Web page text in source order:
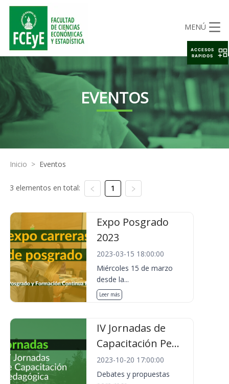
MENÚ
EVENTOS
Inicio > Eventos
3 elementos en total: 1
Expo Posgrado
2023
2023-03-15 18:00:00
Miércoles 15 de marzo
desde la...
Leer más
IV Jornadas de
Capacitación Pe...
2023-10-20 17:00:00
Debates y propuestas
ACCESOS
RAPIDOS